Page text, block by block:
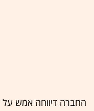
החברה דיווחה אמש על